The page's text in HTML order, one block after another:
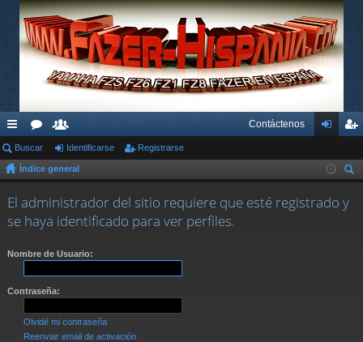
nl
ac
es
rá
s
or
os
su
ari
os
Contáctenos
nti
fic
ist
Buscar Identificarse Registrarse
Índice general
car
El administrador del sitio requiere que esté registrado y
se haya identificado para ver perfiles.
Nombre de Usuario:
Contraseña:
Olvidé mi contraseña
Reenviar email de activación